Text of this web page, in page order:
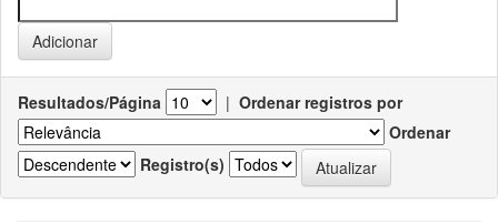
Resultados/Página | Ordenar registros por
Ordenar
Registro(s)